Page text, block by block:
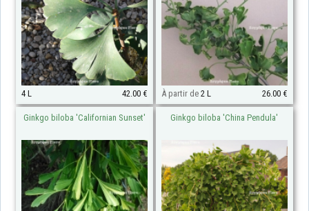
4 L 42.00 € À partir de2 L 26.00 €
Ginkgo biloba 'Californian Sunset' Ginkgo biloba 'China Pendula'